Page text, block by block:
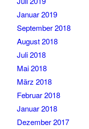
Januar 2019
September 2018
August 2018
Juli 2018
Mai 2018
März 2018
Februar 2018
Januar 2018
Dezember 2017